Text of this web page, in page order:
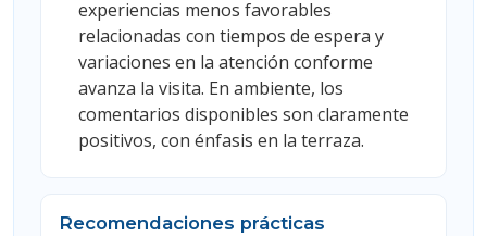
experiencias menos favorables
relacionadas con tiempos de espera y
variaciones en la atención conforme
avanza la visita. En ambiente, los
comentarios disponibles son claramente
positivos, con énfasis en la terraza.
Recomendaciones prácticas